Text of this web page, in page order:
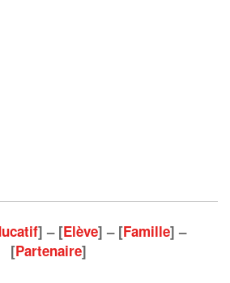
] – [Elève] – [Famille] –
[Partenaire]